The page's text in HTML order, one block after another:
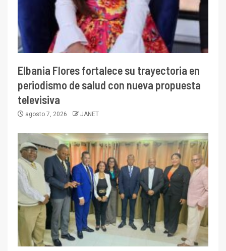
Elbania Flores fortalece su trayectoria en
periodismo de salud con nueva propuesta
televisiva
agosto 7, 2026 JANET